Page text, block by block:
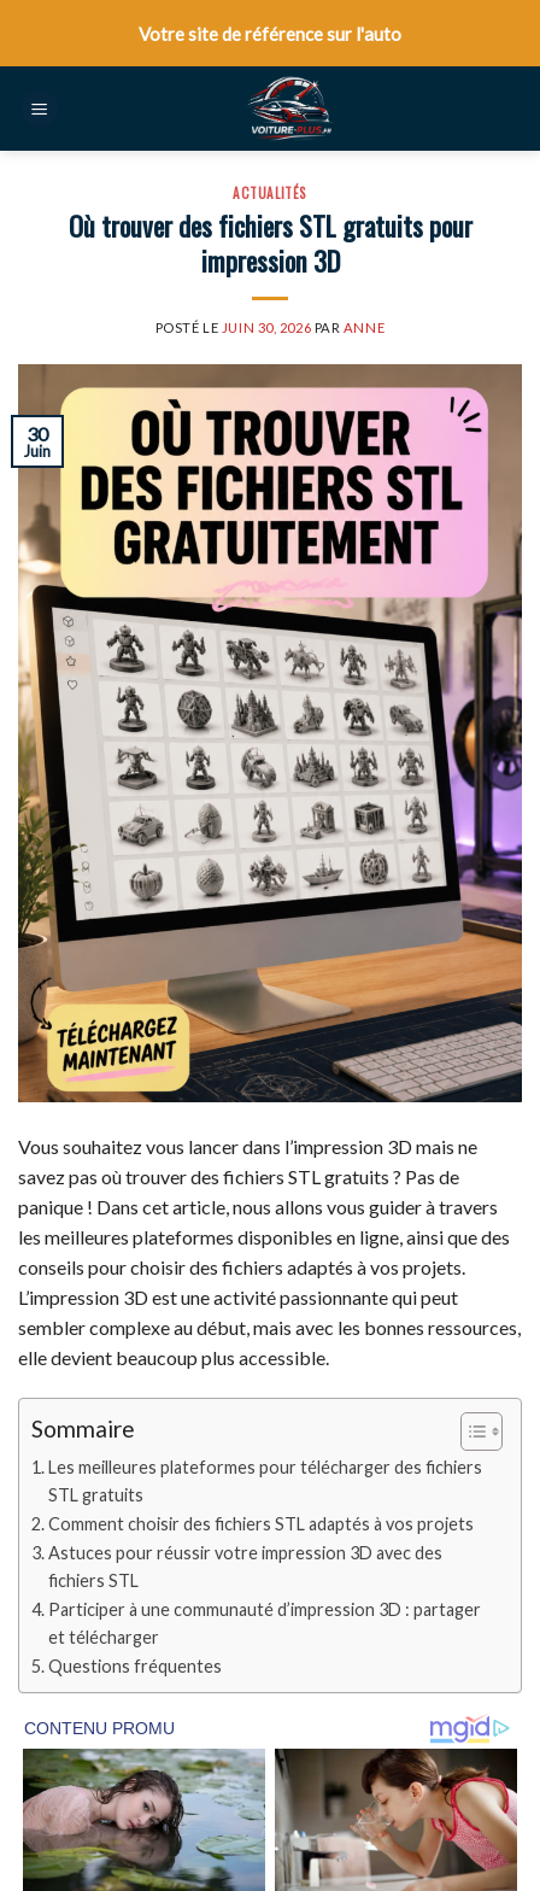
content
Votre site de référence sur l'auto
ACTUALITÉS
Où trouver des fichiers STL gratuits pour
impression 3D
POSTÉ LE JUIN 30, 2026 PAR ANNE
30
Juin
Vous souhaitez vous lancer dans l’impression 3D mais ne
savez pas où trouver des fichiers STL gratuits ? Pas de
panique ! Dans cet article, nous allons vous guider à travers
les meilleures plateformes disponibles en ligne, ainsi que des
conseils pour choisir des fichiers adaptés à vos projets.
L’impression 3D est une activité passionnante qui peut
sembler complexe au début, mais avec les bonnes ressources,
elle devient beaucoup plus accessible.
Sommaire
Les meilleures plateformes pour télécharger des fichiers
STL gratuits
Comment choisir des fichiers STL adaptés à vos projets
Astuces pour réussir votre impression 3D avec des
fichiers STL
Participer à une communauté d’impression 3D : partager
et télécharger
Questions fréquentes